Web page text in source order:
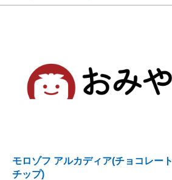
モロゾフ アルカディア(チョコレート
チップ)